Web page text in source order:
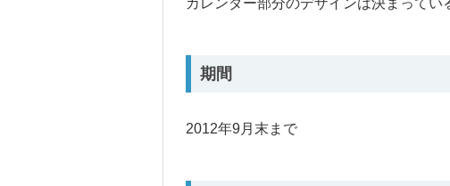
カレンダー部分のデザインは決まってい
期間
2012年9月末まで